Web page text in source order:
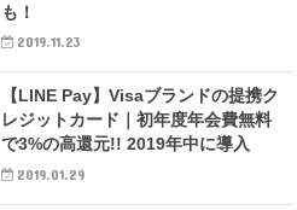
も！
2019.11.23
【LINE Pay】Visaブランドの提携ク
レジットカード｜初年度年会費無料
で3%の高還元!! 2019年中に導入
2019.01.29